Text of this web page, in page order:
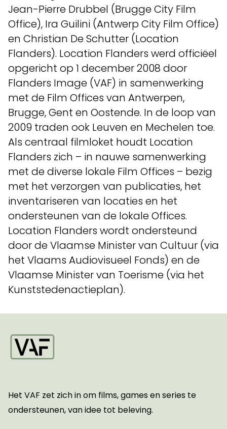
Jean-Pierre Drubbel (Brugge City Film
Office), Ira Guilini (Antwerp City Film Office)
en Christian De Schutter (Location
Flanders). Location Flanders werd officiëel
opgericht op 1 december 2008 door
Flanders Image (VAF) in samenwerking
met de Film Offices van Antwerpen,
Brugge, Gent en Oostende. In de loop van
2009 traden ook Leuven en Mechelen toe.
Als centraal filmloket houdt Location
Flanders zich – in nauwe samenwerking
met de diverse lokale Film Offices – bezig
met het verzorgen van publicaties, het
inventariseren van locaties en het
ondersteunen van de lokale Offices.
Location Flanders wordt ondersteund
door de Vlaamse Minister van Cultuur (via
het Vlaams Audiovisueel Fonds) en de
Vlaamse Minister van Toerisme (via het
Kunststedenactieplan).
Het VAF zet zich in om films, games en series te
ondersteunen, van idee tot beleving.